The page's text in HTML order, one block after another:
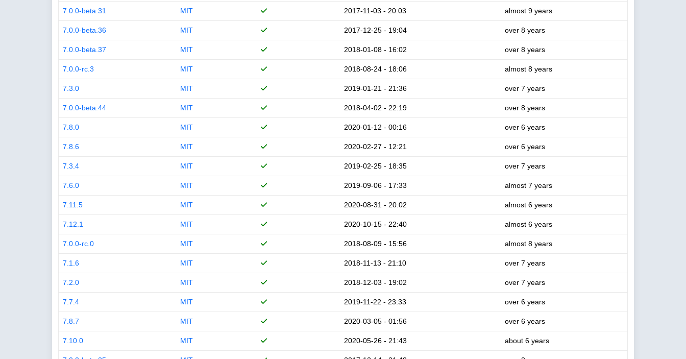
7.0.0-beta.31 MIT 2017-11-03 - 20:03 almost 9 years
7.0.0-beta.36 MIT 2017-12-25 - 19:04 over 8 years
7.0.0-beta.37 MIT 2018-01-08 - 16:02 over 8 years
7.0.0-rc.3 MIT 2018-08-24 - 18:06 almost 8 years
7.3.0 MIT 2019-01-21 - 21:36 over 7 years
7.0.0-beta.44 MIT 2018-04-02 - 22:19 over 8 years
7.8.0 MIT 2020-01-12 - 00:16 over 6 years
7.8.6 MIT 2020-02-27 - 12:21 over 6 years
7.3.4 MIT 2019-02-25 - 18:35 over 7 years
7.6.0 MIT 2019-09-06 - 17:33 almost 7 years
7.11.5 MIT 2020-08-31 - 20:02 almost 6 years
7.12.1 MIT 2020-10-15 - 22:40 almost 6 years
7.0.0-rc.0 MIT 2018-08-09 - 15:56 almost 8 years
7.1.6 MIT 2018-11-13 - 21:10 over 7 years
7.2.0 MIT 2018-12-03 - 19:02 over 7 years
7.7.4 MIT 2019-11-22 - 23:33 over 6 years
7.8.7 MIT 2020-03-05 - 01:56 over 6 years
7.10.0 MIT 2020-05-26 - 21:43 about 6 years